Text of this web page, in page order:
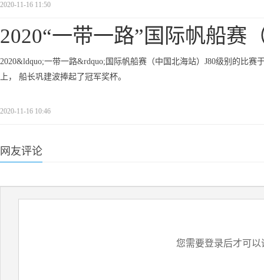
2020-11-16 11:50
2020“一带一路”国际帆船赛
2020&ldquo;一带一路&rdquo;国际帆船赛（中国北海站）J80级别的比
上， 船长巩建波捧起了冠军奖杯。
2020-11-16 10:46
网友评论
您需要登录后才可以